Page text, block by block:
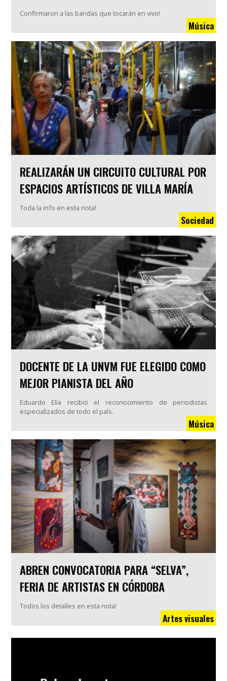
Confirmaron a las bandas que tocarán en vivo!
Música
REALIZARÁN UN CIRCUITO CULTURAL POR
ESPACIOS ARTÍSTICOS DE VILLA MARÍA
Toda la info en esta nota!
Sociedad
DOCENTE DE LA UNVM FUE ELEGIDO COMO
MEJOR PIANISTA DEL AÑO
Eduardo Elía recibió el reconocimiento de periodistas
especializados de todo el país.
Música
ABREN CONVOCATORIA PARA “SELVA”,
FERIA DE ARTISTAS EN CÓRDOBA
Todos los detalles en esta nota!
Artes visuales